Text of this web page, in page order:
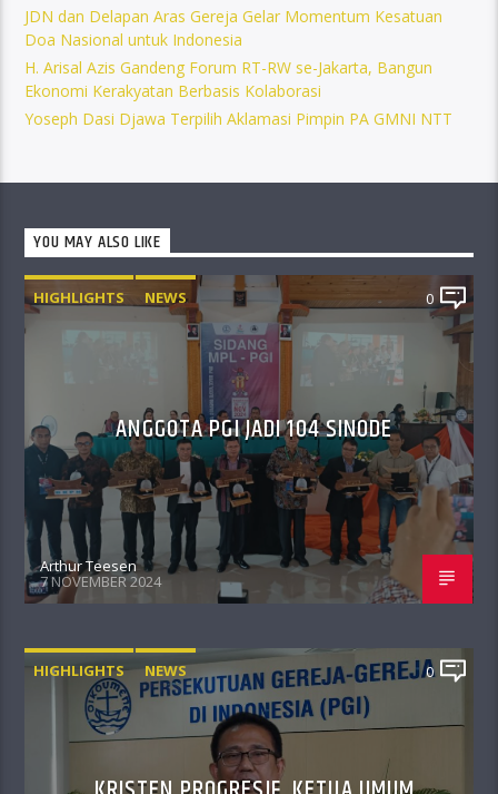
JDN dan Delapan Aras Gereja Gelar Momentum Kesatuan
Doa Nasional untuk Indonesia
H. Arisal Azis Gandeng Forum RT-RW se-Jakarta, Bangun
Ekonomi Kerakyatan Berbasis Kolaborasi
Yoseph Dasi Djawa Terpilih Aklamasi Pimpin PA GMNI NTT
YOU MAY ALSO LIKE
HIGHLIGHTS NEWS 0
ANGGOTA PGI JADI 104 SINODE
Arthur Teesen
7 NOVEMBER 2024
HIGHLIGHTS NEWS 0